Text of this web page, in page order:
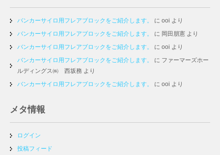
バンカーサイロ用フレアブロックをご紹介します。 に ooi より
バンカーサイロ用フレアブロックをご紹介します。
に 岡田朋憲 より
バンカーサイロ用フレアブロックをご紹介します。
に ooi より
バンカーサイロ用フレアブロックをご紹介します。
に ファーマーズホー
ルディングス㈱ 西坂務 より
バンカーサイロ用フレアブロックをご紹介します。
に ooi より
メタ情報
ログイン
投稿フィード